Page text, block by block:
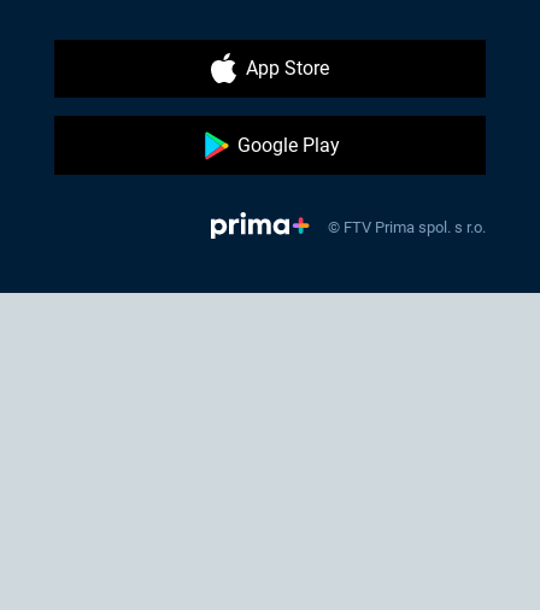
App Store
Google Play
© FTV Prima spol. s r.o.